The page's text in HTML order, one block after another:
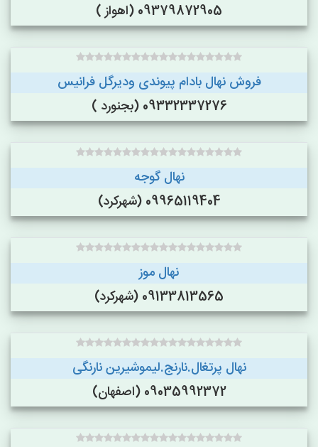
09379872905 (اهواز )
فروش نهال بادام پیوندی ودیرگل فرانیس
09332337276 (بجنورد )
نهال گوجه
09965119404 (شهرکرد)
نهال موز
09133813565 (شهرکرد)
نهال پرتغال.نارنج.لیموشیرین نارنگی
09035992372 (اصفهان)